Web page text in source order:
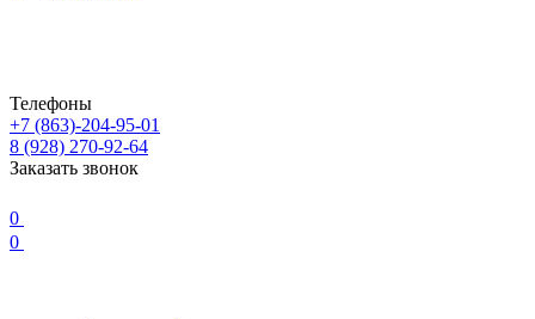
Телефоны
+7 (863)-204-95-01
8 (928) 270-92-64
Заказать звонок
0
0